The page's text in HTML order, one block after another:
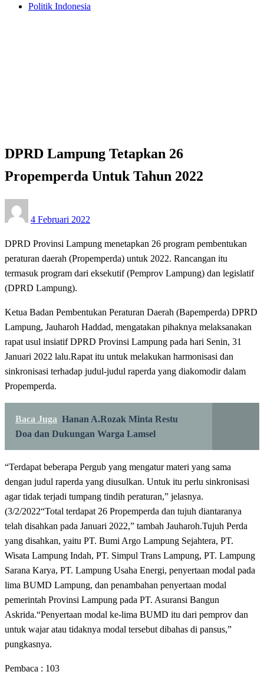
Politik Indonesia
DPRD Lampung Tetapkan 26
Propemperda Untuk Tahun 2022
on
4 Februari 2022
DPRD Provinsi Lampung menetapkan 26 program pembentukan
peraturan daerah (Propemperda) untuk 2022. Rancangan itu
termasuk program dari eksekutif (Pemprov Lampung) dan legislatif
(DPRD Lampung).
Ketua Badan Pembentukan Peraturan Daerah (Bapemperda) DPRD
Lampung, Jauharoh Haddad, mengatakan pihaknya melaksanakan
rapat usul insiatif DPRD Provinsi Lampung pada hari Senin, 31
Januari 2022 lalu.Rapat itu untuk melakukan harmonisasi dan
sinkronisasi terhadap judul-judul raperda yang diakomodir dalam
Propemperda.
Baca Juga Hanan A.Rozak Minta Restu
Doa dan Dukungan Warga Lamsel
“Terdapat beberapa Pergub yang mengatur materi yang sama
dengan judul raperda yang diusulkan. Untuk itu perlu sinkronisasi
agar tidak terjadi tumpang tindih peraturan,” jelasnya.
(3/2/2022“Total terdapat 26 Propemperda dan tujuh diantaranya
telah disahkan pada Januari 2022,” tambah Jauharoh.Tujuh Perda
yang disahkan, yaitu PT. Bumi Argo Lampung Sejahtera, PT.
Wisata Lampung Indah, PT. Simpul Trans Lampung, PT. Lampung
Sarana Karya, PT. Lampung Usaha Energi, penyertaan modal pada
lima BUMD Lampung, dan penambahan penyertaan modal
pemerintah Provinsi Lampung pada PT. Asuransi Bangun
Askrida.“Penyertaan modal ke-lima BUMD itu dari pemprov dan
untuk wajar atau tidaknya modal tersebut dibahas di pansus,”
pungkasnya.
Pembaca : 103